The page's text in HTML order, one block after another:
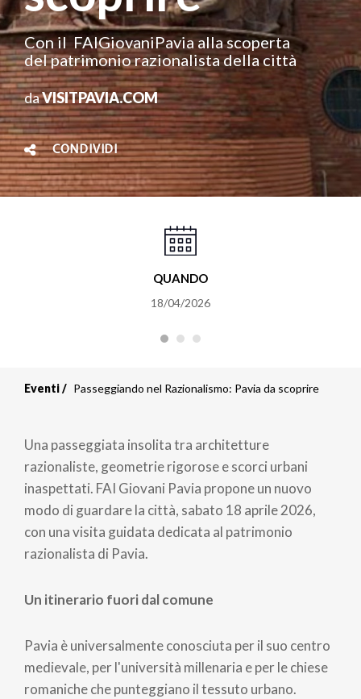
Con il FAIGiovaniPavia alla scoperta
del patrimonio razionalista della città
daVISITPAVIA.COM
CONDIVIDI
QUANDO
18/04/2026
Eventi Passeggiando nel Razionalismo: Pavia da scoprire
Una passeggiata insolita tra architetture
razionaliste, geometrie rigorose e scorci urbani
inaspettati. FAI Giovani Pavia propone un nuovo
modo di guardare la città, sabato 18 aprile 2026,
con una visita guidata dedicata al patrimonio
razionalista di Pavia.
Un itinerario fuori dal comune
Pavia è universalmente conosciuta per il suo centro
medievale, per l'università millenaria e per le chiese
romaniche che punteggiano il tessuto urbano.